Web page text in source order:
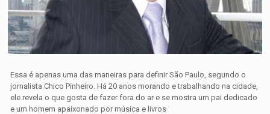
Essa é apenas uma das maneiras para definir São Paulo, segundo o
jornalista Chico Pinheiro. Há 20 anos morando e trabalhando na cidade,
ele revela o que gosta de fazer fora do ar e se mostra um pai dedicado
e um homem apaixonado por música e livros